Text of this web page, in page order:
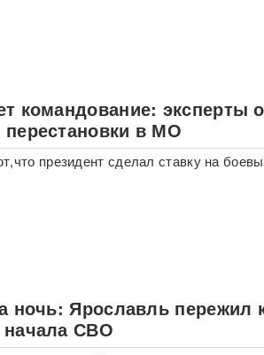
командование: эксперты
в МО
президент сделал ставку на
ночь: Ярославль пережил
СВО